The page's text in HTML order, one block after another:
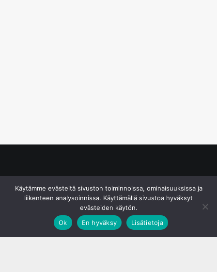
Käytämme evästeitä sivuston toiminnoissa, ominaisuuksissa ja
liikenteen analysoinnissa. Käyttämällä sivustoa hyväksyt
evästeiden käytön.
Ok
En hyväksy Lisätietoja